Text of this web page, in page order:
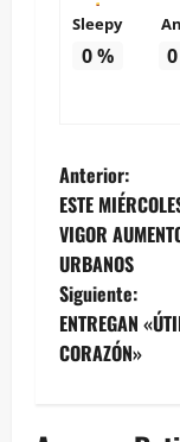
Sleepy
0% 0
N
a
v
e
Anterior:
ESTE
VIGOR
URBANOS
Siguiente:
ENTREGAN
CORAZÓN»